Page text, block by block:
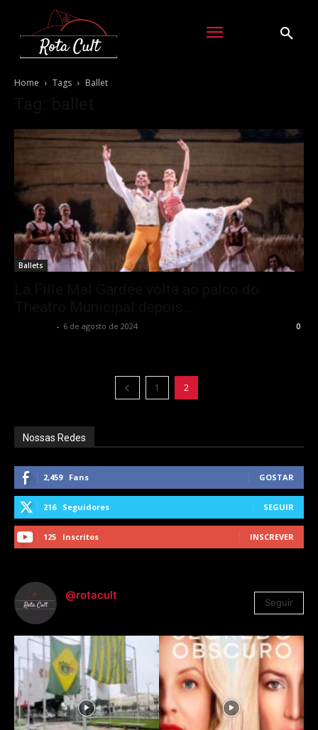
Home Tags Ballet
Ballets
- 6 de agosto de 2024 0
1 2
Nossas Redes
2,459 Fans GOSTAR
216 Seguidores SEGUIR
125 Inscritos INSCREVER
@rotacult
Seguir